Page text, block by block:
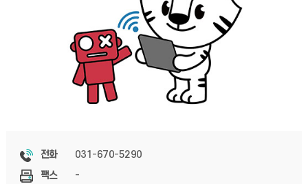
전화
031-670-5290
팩스
-